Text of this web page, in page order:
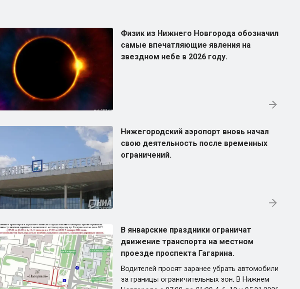
Физик из Нижнего Новгорода обозначил
самые впечатляющие явления на
звездном небе в 2026 году.
Нижегородский аэропорт вновь начал
свою деятельность после временных
ограничений.
В январские праздники ограничат
движение транспорта на местном
проезде проспекта Гагарина.
Водителей просят заранее убрать автомобили
за границы ограничительных зон. В Нижнем